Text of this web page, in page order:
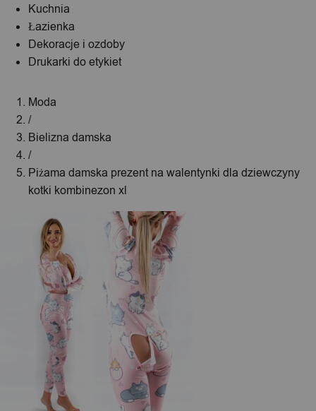
Kuchnia
Łazienka
Dekoracje i ozdoby
Drukarki do etykiet
Moda
/
Bielizna damska
/
Piżama damska prezent na walentynki dla dziewczyny
kotki kombinezon xl